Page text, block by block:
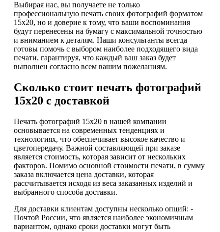
Выбирая нас, вы получаете не только
профессиональную печать своих фотографий форматом
15х20, но и доверие к тому, что ваши воспоминания
будут перенесены на бумагу с максимальной точностью
и вниманием к деталям. Наши консультанты всегда
готовы помочь с выбором наиболее подходящего вида
печати, гарантируя, что каждый ваш заказ будет
выполнен согласно всем вашим пожеланиям.
Сколько стоит печать фотографий
15х20 с доставкой
Печать фотографий 15х20 в нашей компании
основывается на современных тенденциях и
технологиях, что обеспечивает высокое качество и
цветопередачу. Важной составляющей при заказе
является стоимость, которая зависит от нескольких
факторов. Помимо основной стоимости печати, в сумму
заказа включается цена доставки, которая
рассчитывается исходя из веса заказанных изделий и
выбранного способа доставки.
Для доставки клиентам доступны несколько опций: -
Почтой России, что является наиболее экономичным
вариантом, однако сроки доставки могут быть